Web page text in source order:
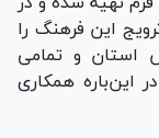
این فرهنگ را
استان و تمامی
این‌باره همکاری